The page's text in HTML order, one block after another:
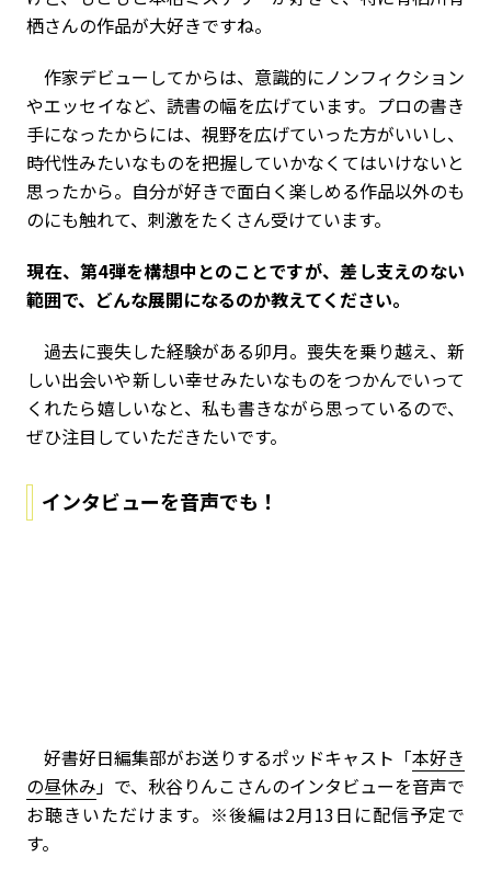
栖さんの作品が大好きですね。
作家デビューしてからは、意識的にノンフィクション
やエッセイなど、読書の幅を広げています。プロの書き
手になったからには、視野を広げていった方がいいし、
時代性みたいなものを把握していかなくてはいけないと
思ったから。自分が好きで面白く楽しめる作品以外のも
のにも触れて、刺激をたくさん受けています。
――現在、第4弾を構想中とのことですが、差し支えのない
範囲で、どんな展開になるのか教えてください。
過去に喪失した経験がある卯月。喪失を乗り越え、新
しい出会いや新しい幸せみたいなものをつかんでいって
くれたら嬉しいなと、私も書きながら思っているので、
ぜひ注目していただきたいです。
インタビューを音声でも！
好書好日編集部がお送りするポッドキャスト「本好き
の昼休み」で、秋谷りんこさんのインタビューを音声で
お聴きいただけます。※後編は2月13日に配信予定で
す。